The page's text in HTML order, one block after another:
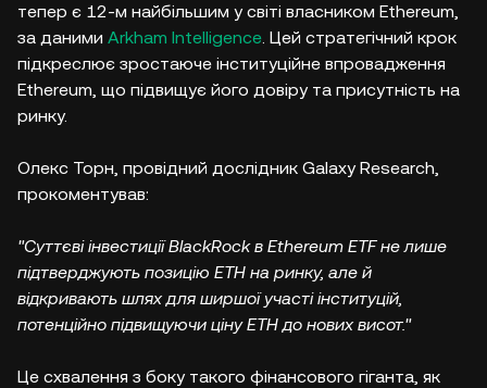
тепер є 12-м найбільшим у світі власником Ethereum,
за даними Arkham Intelligence. Цей стратегічний крок
підкреслює зростаюче інституційне впровадження
Ethereum, що підвищує його довіру та присутність на
ринку.
Олекс Торн, провідний дослідник Galaxy Research,
прокоментував:
"Суттєві інвестиції BlackRock в Ethereum ETF не лише
підтверджують позицію ETH на ринку, але й
відкривають шлях для ширшої участі інституцій,
потенційно підвищуючи ціну ETH до нових висот."
Це схвалення з боку такого фінансового гіганта, як